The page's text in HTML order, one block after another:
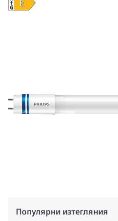
Популярни изтегляния